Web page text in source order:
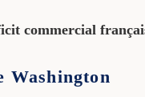
commercial
Washington